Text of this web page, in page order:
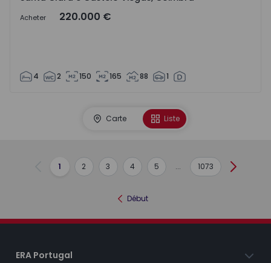
Acheter 220.000 €
4 2 150 165 88 1
Carte Liste
Précédent
1 2 3 4 5 ... 1073 Suivant
Début
ERA Portugal